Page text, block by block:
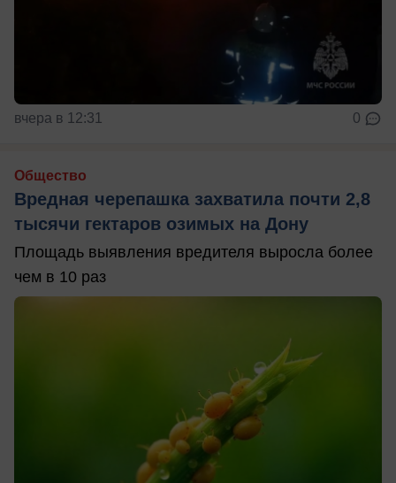
вчера в 12:31 0
Общество
Вредная черепашка захватила почти 2,8
тысячи гектаров озимых на Дону
Площадь выявления вредителя выросла более
чем в 10 раз